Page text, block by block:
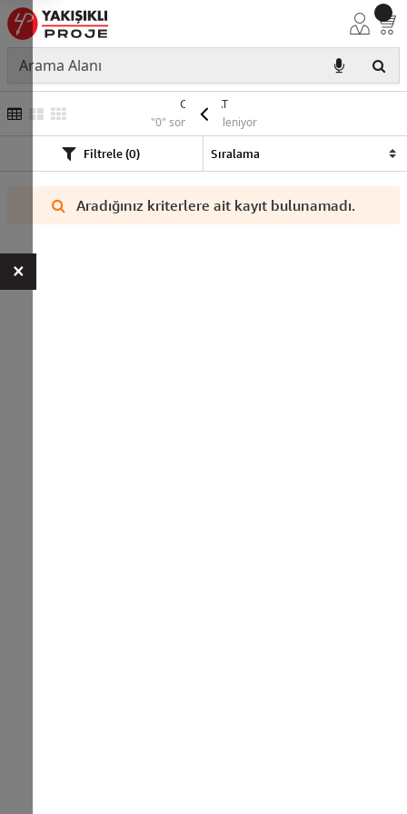
OTOMAT
"0" sonuç listeleniyor
Filtrele (0)
Aradığınız kriterlere ait kayıt bulunamadı.
×